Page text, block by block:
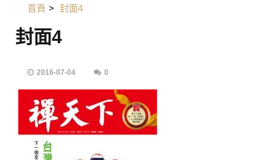
首頁 > 封面4
封面4
2016-07-04 0